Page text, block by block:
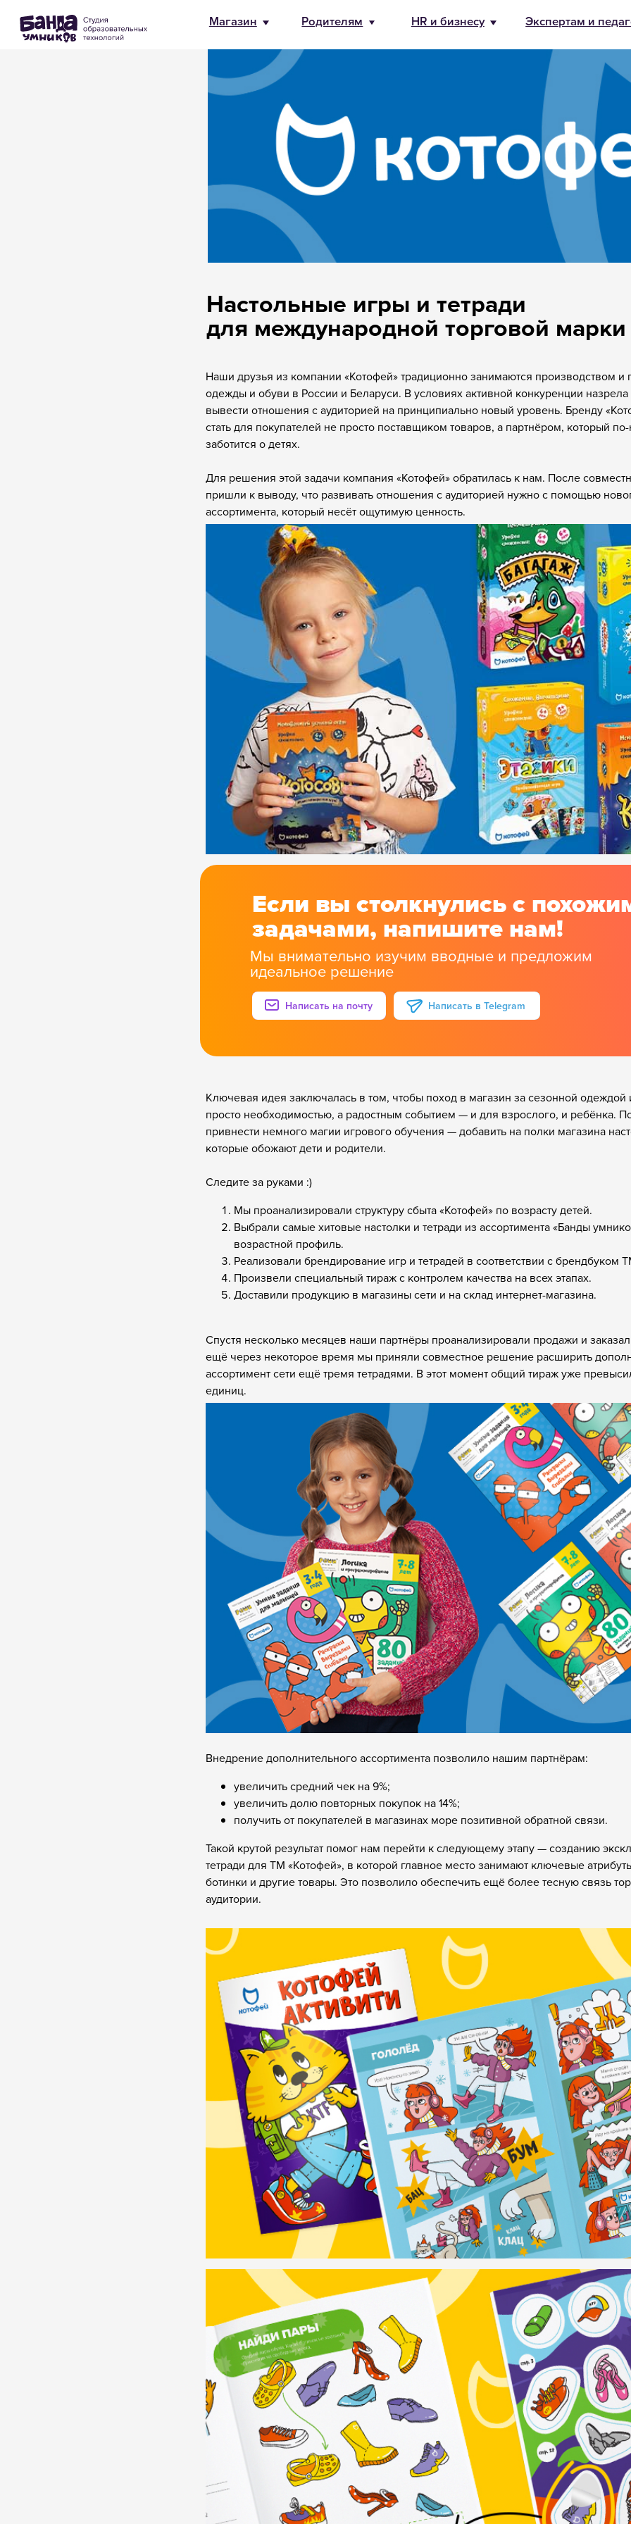
Экспертам и педагогам О Банде
Родителям HR и бизнесу
Настольные игры и тетради
для международной торговой
Наши друзья из компании «Котофей» традиционно занимаются производством и
одежды и обуви в России и Беларуси. В условиях активной конкуренции
вывести отношения с аудиторией на принципиально новый уровень. Бренду
стать для покупателей не просто поставщиком товаров, а партнёром, который
заботится о детях.
Для решения этой задачи компания «Котофей» обратилась к нам. После
пришли к выводу, что развивать отношения с аудиторией нужно с помощью
ассортимента, который несёт ощутимую ценность.
Если вы столкнулись с
задачами, напишите нам!
Мы внимательно изучим вводные и предложим
идеальное решение
Написать в Telegram
Написать в Telegram
Написать на почту
Написать на почту
Ключевая идея заключалась в том, чтобы поход в магазин за сезонной
просто необходимостью, а радостным событием — и для взрослого, и ребёнка.
привнести немного магии игрового обучения — добавить на полки магазина
которые обожают дети и родители.
Следите за руками :)
Мы проанализировали структуру сбыта «Котофей» по возрасту детей.
Выбрали самые хитовые настолки и тетради из ассортимента «Банды
возрастной профиль.
Реализовали брендирование игр и тетрадей в соответствии с брендбуком
Произвели специальный тираж с контролем качества на всех этапах.
Доставили продукцию в магазины сети и на склад интернет-магазина.
Спустя несколько месяцев наши партнёры проанализировали продажи и
ещё через некоторое время мы приняли совместное решение расширить
ассортимент сети ещё тремя тетрадями. В этот момент общий тираж уже
единиц.
Внедрение дополнительного ассортимента позволило нашим партнёрам:
увеличить средний чек на 9%;
увеличить долю повторных покупок на 14%;
получить от покупателей в магазинах море позитивной обратной связи.
Такой крутой результат помог нам перейти к следующему этапу — созданию
тетради для ТМ «Котофей», в которой главное место занимают ключевые
ботинки и другие товары. Это позволило обеспечить ещё более тесную связь
аудитории.
Экспертам и педагогам
Оптовикам
HR и бизнесу
Родителям
Онлайн-магазин
НАВИГАЦИЯ ПРО БАНДУ
Вакансии
Сотрудничество
Политика в отношении обработки персональных данных
Правила использования сайта
Публичная оферта
ПОМОЩЬ
Идеи занятий с детьми
Где купить
Доставка и оплата